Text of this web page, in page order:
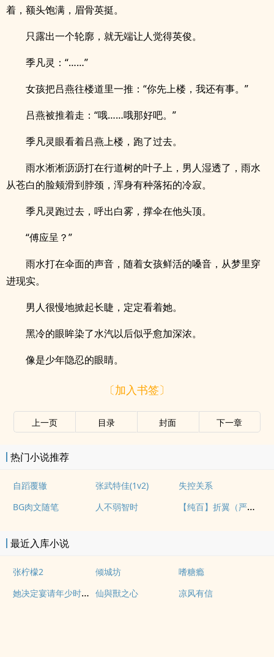
着，额头饱满，眉骨英挺。
只露出一个轮廓，就无端让人觉得英俊。
季凡灵：“……”
女孩把吕燕往楼道里一推：“你先上楼，我还有事。”
吕燕被推着走：“哦……哦那好吧。”
季凡灵眼看着吕燕上楼，跑了过去。
雨水淅淅沥沥打在行道树的叶子上，男人湿透了，雨水
从苍白的脸颊滑到脖颈，浑身有种落拓的冷寂。
季凡灵跑过去，呼出白雾，撑伞在他头顶。
“傅应呈？”
雨水打在伞面的声音，随着女孩鲜活的嗓音，从梦里穿
进现实。
男人很慢地掀起长睫，定定看着她。
黑冷的眼眸染了水汽以后似乎愈加深浓。
像是少年隐忍的眼睛。
〔加入书签〕
上一页 目录 封面 下一章
热门小说推荐
自蹈覆辙 张武特佳(1v2)
失控关系
BG肉文随笔
人不弱智时 【纯百】折翼（严厉上司是小鸟）
最近入库小说
张柠檬2 倾城坊 嗜糖瘾
她决定宴请年少时的自己（1v1H） 仙與獸之心 凉风有信